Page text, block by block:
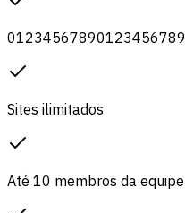
01234567890123456789
Sites ilimitados
Até 10 membros da equipe